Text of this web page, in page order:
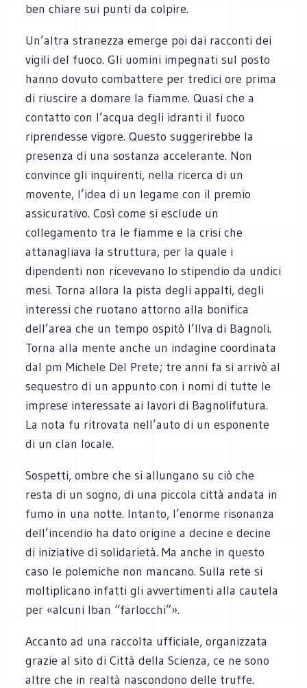
ben chiare sui punti da colpire.
Un’altra stranezza emerge poi dai racconti dei
vigili del fuoco. Gli uomini impegnati sul posto
hanno dovuto combattere per tredici ore prima
di riuscire a domare la fiamme. Quasi che a
contatto con l’acqua degli idranti il fuoco
riprendesse vigore. Questo suggerirebbe la
presenza di una sostanza accelerante. Non
convince gli inquirenti, nella ricerca di un
movente, l’idea di un legame con il premio
assicurativo. Così come si esclude un
collegamento tra le fiamme e la crisi che
attanagliava la struttura, per la quale i
dipendenti non ricevevano lo stipendio da undici
mesi. Torna allora la pista degli appalti, degli
interessi che ruotano attorno alla bonifica
dell’area che un tempo ospitò l’Ilva di Bagnoli.
Torna alla mente anche un indagine coordinata
dal pm Michele Del Prete; tre anni fa si arrivò al
sequestro di un appunto con i nomi di tutte le
imprese interessate ai lavori di Bagnolifutura.
La nota fu ritrovata nell’auto di un esponente
di un clan locale.
Sospetti, ombre che si allungano su ciò che
resta di un sogno, di una piccola città andata in
fumo in una notte. Intanto, l’enorme risonanza
dell’incendio ha dato origine a decine e decine
di iniziative di solidarietà. Ma anche in questo
caso le polemiche non mancano. Sulla rete si
moltiplicano infatti gli avvertimenti alla cautela
per «alcuni Iban “farlocchi”».
Accanto ad una raccolta ufficiale, organizzata
grazie al sito di Città della Scienza, ce ne sono
altre che in realtà nascondono delle truffe.